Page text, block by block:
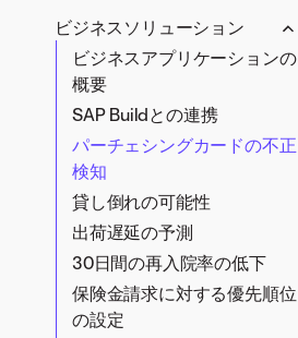
ビジネスソリューション
ビジネスアプリケーションの
概要
SAP Buildとの連携
パーチェシングカードの不正
検知
貸し倒れの可能性
出荷遅延の予測
30日間の再入院率の低下
保険金請求に対する優先順位
の設定